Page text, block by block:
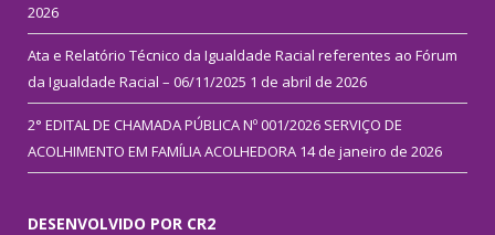
2026
Ata e Relatório Técnico da Igualdade Racial referentes ao Fórum
da Igualdade Racial – 06/11/2025 1 de abril de 2026
2° EDITAL DE CHAMADA PÚBLICA Nº 001/2026 SERVIÇO DE
ACOLHIMENTO EM FAMÍLIA ACOLHEDORA 14 de janeiro de 2026
DESENVOLVIDO POR CR2